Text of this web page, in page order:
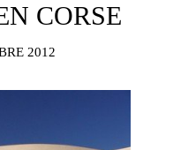
CORSE
2012